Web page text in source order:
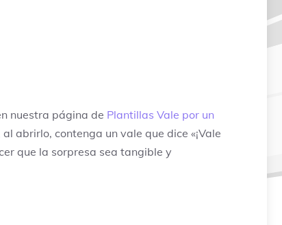
nuestra página de Plantillas Vale por un
abrirlo, contenga un vale que dice «¡Vale
que la sorpresa sea tangible y